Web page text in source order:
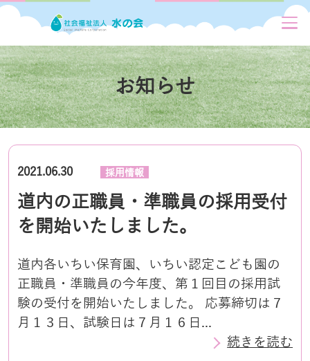
お知らせ
2021.06.30 採用情報
道内の正職員・準職員の採用受付
を開始いたしました。
道内各いちい保育園、いちい認定こども園の
正職員・準職員の今年度、第１回目の採用試
験の受付を開始いたしました。 応募締切は７
月１３日、試験日は７月１６日...
続きを読む